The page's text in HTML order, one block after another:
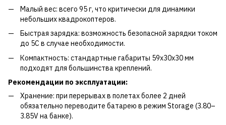
Малый вес: всего 95 г, что критически для динамики
небольших квадрокоптеров.
Быстрая зарядка: возможность безопасной зарядки током
до 5C в случае необходимости.
Компактность: стандартные габариты 59x30x30 мм
подходят для большинства креплений.
Рекомендации по эксплуатации:
Хранение: при перерывах в полетах более 2 дней
обязательно переводите батарею в режим Storage (3.80–
3.85V на банке).